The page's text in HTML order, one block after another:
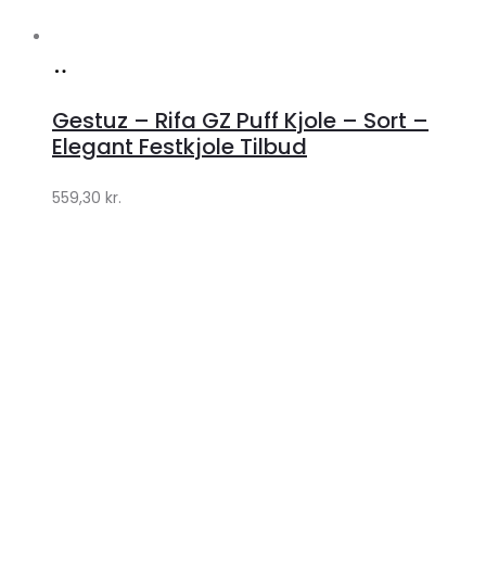
Lykke
by
Lykke
Gestuz – Rifa GZ Puff Kjole – Sort –
Elegant Festkjole Tilbud
559,30 kr.